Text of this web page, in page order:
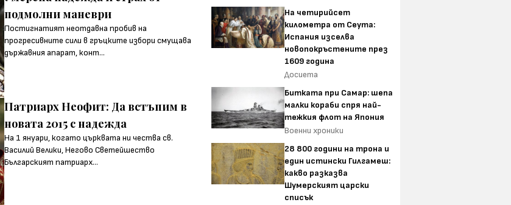
подмолни маневри
Постигнатият неотдавна пробив на
прогресивните сили в гръцките избори смущава
държавния апарат, конт...
Патриарх Неофит: Да встъпим в
новата 2015 с надежда
На 1 януари, когато църквата ни чества св.
Василий Велики, Негово Светейшество
Българският патриарх...
На четирийсет
километра от Сеута:
Испания изселва
новопокръстените през
1609 година
Досиета
Битката при Самар: шепа
малки кораби спря най-
тежкия флот на Япония
Военни хроники
28 800 години на трона и
един истински Гилгамеш:
какво разказва
Шумерският царски
списък